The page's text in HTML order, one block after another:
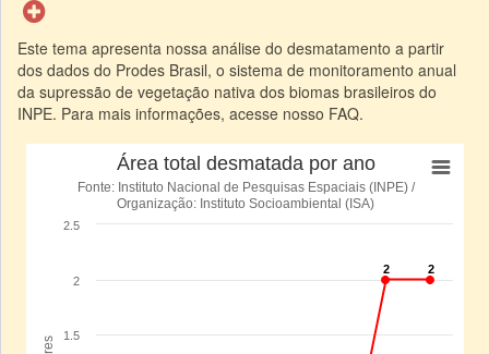
Este tema apresenta nossa análise do desmatamento a partir
dos dados do Prodes Brasil, o sistema de monitoramento anual
da supressão de vegetação nativa dos biomas brasileiros do
INPE. Para mais informações, acesse nosso FAQ.